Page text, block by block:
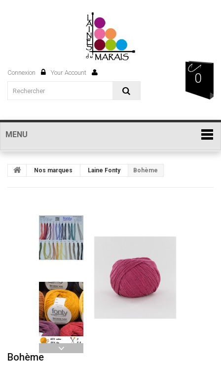
0
Connexion Your Account
MENU
Nos marques Laine Fonty Bohème
Bohème